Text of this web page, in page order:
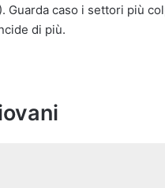
Guarda caso i settori più
di più.